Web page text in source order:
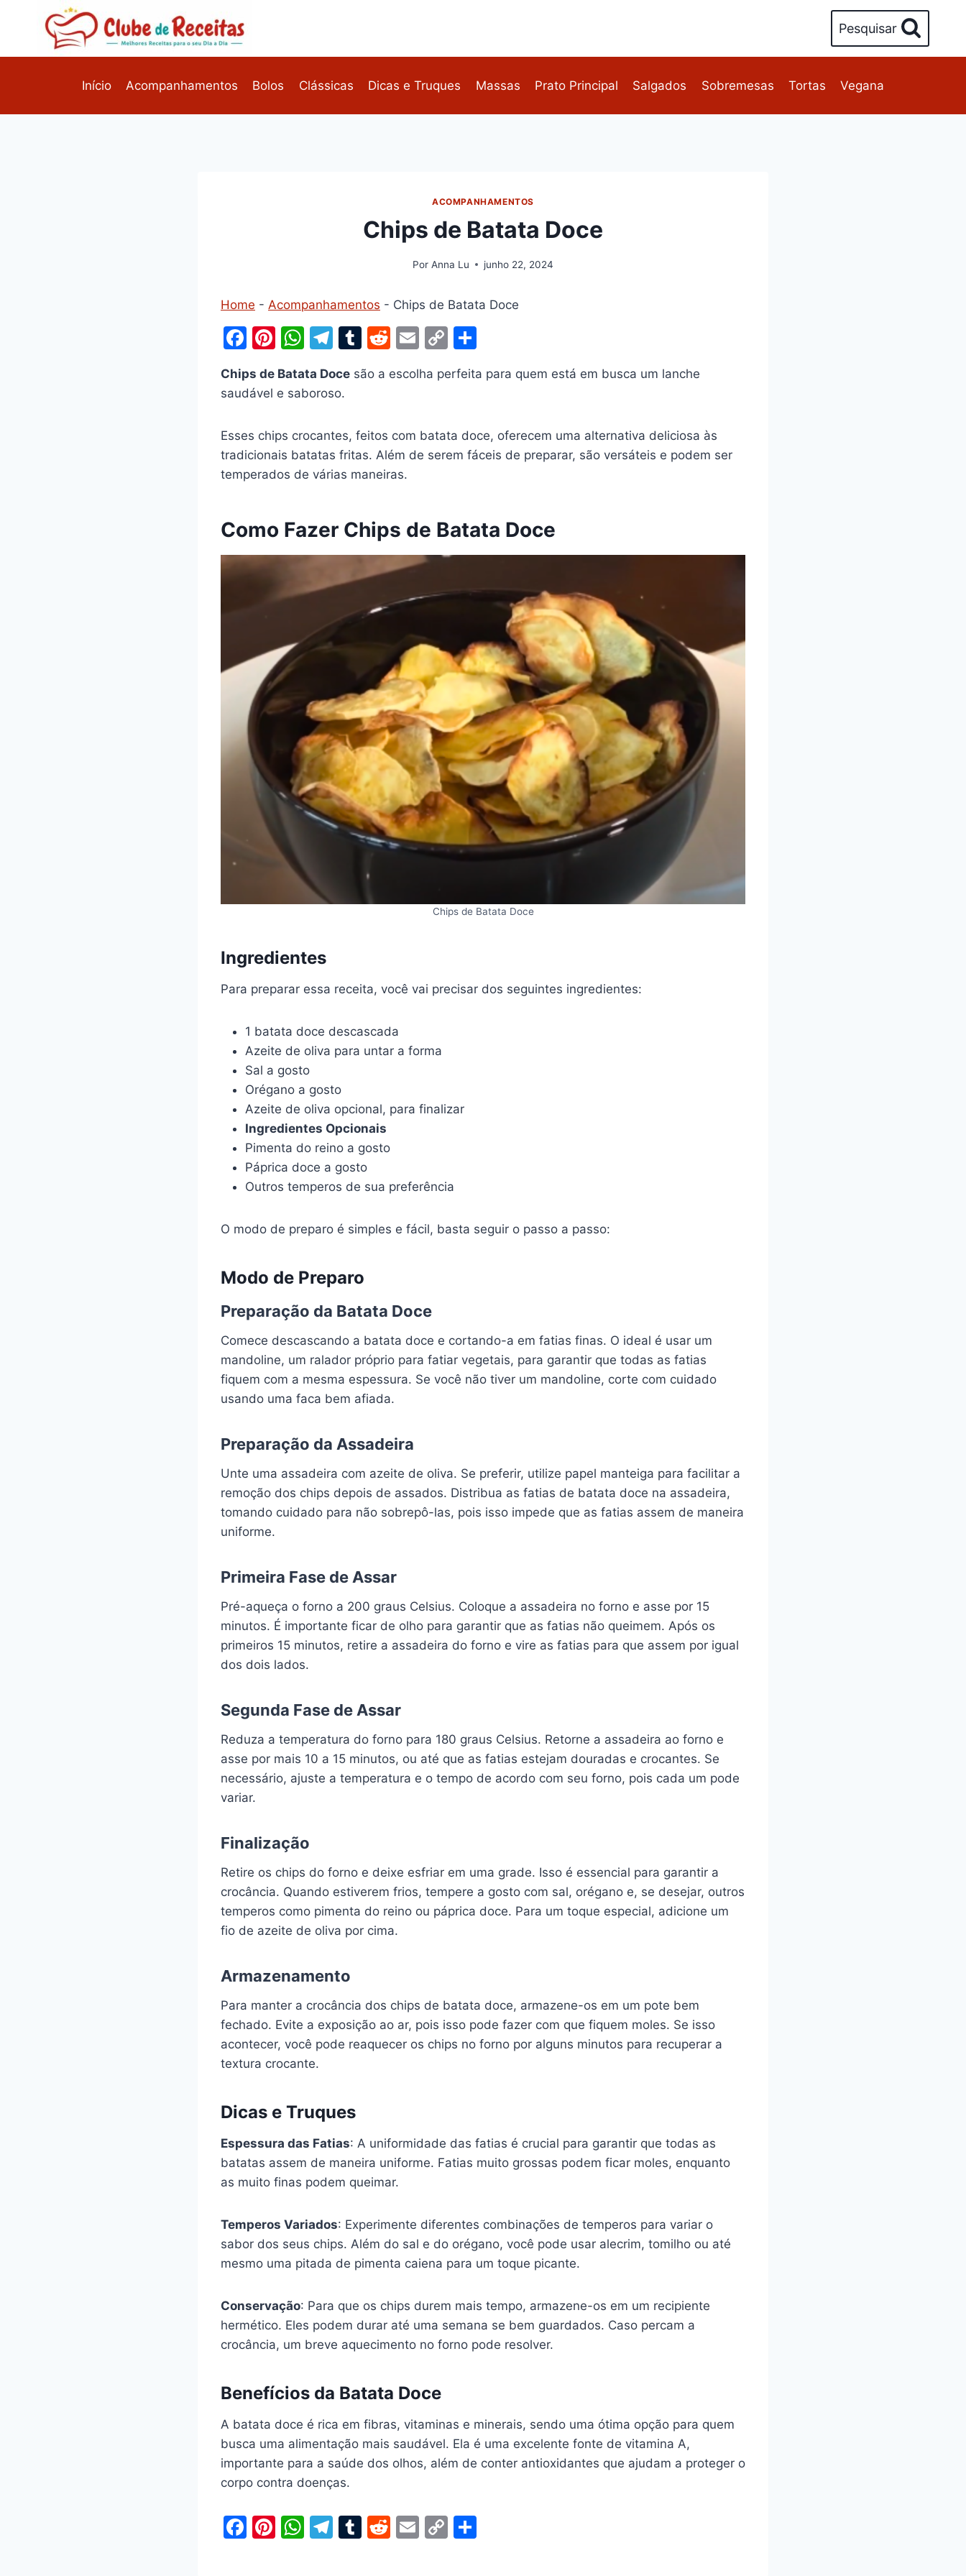
Pesquisar
Início Acompanhamentos Bolos Clássicas Dicas e Truques Massas Prato Principal Salgados Sobremesas Tortas Vegana
ACOMPANHAMENTOS
Chips de Batata Doce
Por Anna Lu junho 22, 2024
Home - Acompanhamentos - Chips de Batata Doce
F
c
e
b
o
o
Pi
er
e
st
W
at
s
A
p
p
T
e
gr
a
m
T
m
r
R
d
t
E
ai
C
p
Li
n
ar
Chips de Batata Doce são a escolha perfeita para quem está em busca um lanche
saudável e saboroso.
Esses chips crocantes, feitos com batata doce, oferecem uma alternativa deliciosa às
tradicionais batatas fritas. Além de serem fáceis de preparar, são versáteis e podem ser
temperados de várias maneiras.
Como Fazer Chips de Batata Doce
Chips de Batata Doce
Ingredientes
Para preparar essa receita, você vai precisar dos seguintes ingredientes:
1 batata doce descascada
Azeite de oliva para untar a forma
Sal a gosto
Orégano a gosto
Azeite de oliva opcional, para finalizar
Ingredientes Opcionais
Pimenta do reino a gosto
Páprica doce a gosto
Outros temperos de sua preferência
O modo de preparo é simples e fácil, basta seguir o passo a passo:
Modo de Preparo
Preparação da Batata Doce
Comece descascando a batata doce e cortando-a em fatias finas. O ideal é usar um
mandoline, um ralador próprio para fatiar vegetais, para garantir que todas as fatias
fiquem com a mesma espessura. Se você não tiver um mandoline, corte com cuidado
usando uma faca bem afiada.
Preparação da Assadeira
Unte uma assadeira com azeite de oliva. Se preferir, utilize papel manteiga para facilitar a
remoção dos chips depois de assados. Distribua as fatias de batata doce na assadeira,
tomando cuidado para não sobrepô-las, pois isso impede que as fatias assem de maneira
uniforme.
Primeira Fase de Assar
Pré-aqueça o forno a 200 graus Celsius. Coloque a assadeira no forno e asse por 15
minutos. É importante ficar de olho para garantir que as fatias não queimem. Após os
primeiros 15 minutos, retire a assadeira do forno e vire as fatias para que assem por igual
dos dois lados.
Segunda Fase de Assar
Reduza a temperatura do forno para 180 graus Celsius. Retorne a assadeira ao forno e
asse por mais 10 a 15 minutos, ou até que as fatias estejam douradas e crocantes. Se
necessário, ajuste a temperatura e o tempo de acordo com seu forno, pois cada um pode
variar.
Finalização
Retire os chips do forno e deixe esfriar em uma grade. Isso é essencial para garantir a
crocância. Quando estiverem frios, tempere a gosto com sal, orégano e, se desejar, outros
temperos como pimenta do reino ou páprica doce. Para um toque especial, adicione um
fio de azeite de oliva por cima.
Armazenamento
Para manter a crocância dos chips de batata doce, armazene-os em um pote bem
fechado. Evite a exposição ao ar, pois isso pode fazer com que fiquem moles. Se isso
acontecer, você pode reaquecer os chips no forno por alguns minutos para recuperar a
textura crocante.
Dicas e Truques
Espessura das Fatias: A uniformidade das fatias é crucial para garantir que todas as
batatas assem de maneira uniforme. Fatias muito grossas podem ficar moles, enquanto
as muito finas podem queimar.
Temperos Variados: Experimente diferentes combinações de temperos para variar o
sabor dos seus chips. Além do sal e do orégano, você pode usar alecrim, tomilho ou até
mesmo uma pitada de pimenta caiena para um toque picante.
Conservação: Para que os chips durem mais tempo, armazene-os em um recipiente
hermético. Eles podem durar até uma semana se bem guardados. Caso percam a
crocância, um breve aquecimento no forno pode resolver.
Benefícios da Batata Doce
A batata doce é rica em fibras, vitaminas e minerais, sendo uma ótima opção para quem
busca uma alimentação mais saudável. Ela é uma excelente fonte de vitamina A,
importante para a saúde dos olhos, além de conter antioxidantes que ajudam a proteger o
corpo contra doenças.
F
Pi W T
T
R
E
C